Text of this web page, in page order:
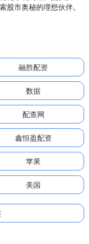
股市奥秘的理想伙伴。
融胜配资
数据
配查网
鑫恒盈配资
苹果
美国